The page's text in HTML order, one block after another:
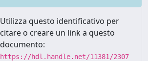
Utilizza questo identificativo per
citare o creare un link a questo
documento:
https://hdl.handle.net/11381/2307